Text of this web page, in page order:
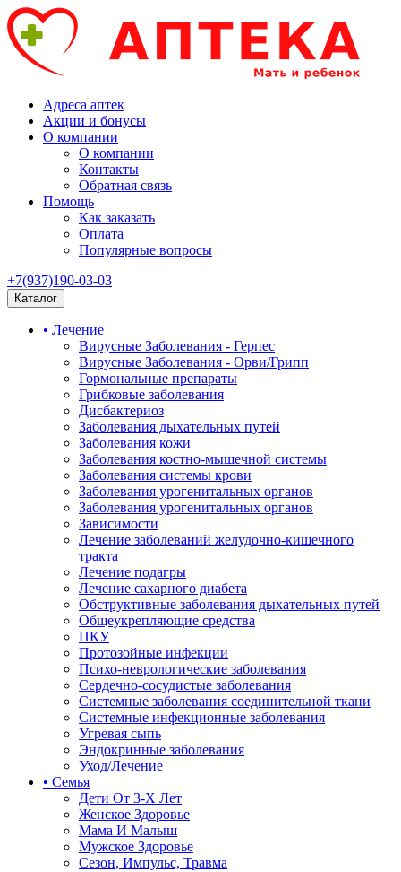
Адреса аптек
Акции и бонусы
О компании
О компании
Контакты
Обратная связь
Помощь
Как заказать
Оплата
Популярные вопросы
+7(937)190-03-03
Каталог
• Лечение
Вирусные Заболевания - Герпес
Вирусные Заболевания - Орви/Грипп
Гормональные препараты
Грибковые заболевания
Дисбактериоз
Заболевания дыхательных путей
Заболевания кожи
Заболевания костно-мышечной системы
Заболевания системы крови
Заболевания урогенитальных органов
Заболевания урогенитальных органов
Зависимости
Лечение заболеваний желудочно-кишечного
тракта
Лечение подагры
Лечение сахарного диабета
Обструктивные заболевания дыхательных путей
Общеукрепляющие средства
ПКУ
Протозойные инфекции
Психо-неврологические заболевания
Сердечно-сосудистые заболевания
Системные заболевания соединительной ткани
Системные инфекционные заболевания
Угревая сыпь
Эндокринные заболевания
Уход/Лечение
• Семья
Дети От 3-Х Лет
Женское Здоровье
Мама И Малыш
Мужское Здоровье
Сезон, Импульс, Травма